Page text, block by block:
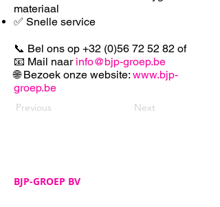
materiaal
✅ Snelle service
📞 Bel ons op +32 (0)56 72 52 82 of
📧 Mail naar info@bjp-groep.be
🌐 Bezoek onze website: www.bjp-
groep.be
Previous Next
BJP-GROEP BV